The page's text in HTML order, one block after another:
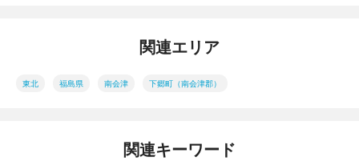
関連エリア
東北 福島県 南会津 下郷町（南会津郡）
関連キーワード